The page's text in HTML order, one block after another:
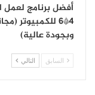
أفضل برنامج لعمل
4*6 للكمبيوتر
وبجودة عالية)
السابق التالي